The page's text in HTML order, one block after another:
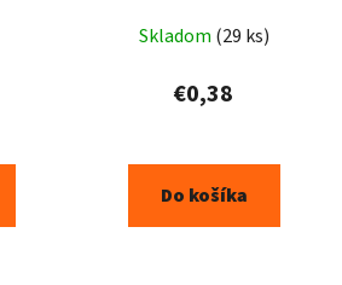
Skladom (29 ks)
€0,38
Do košíka